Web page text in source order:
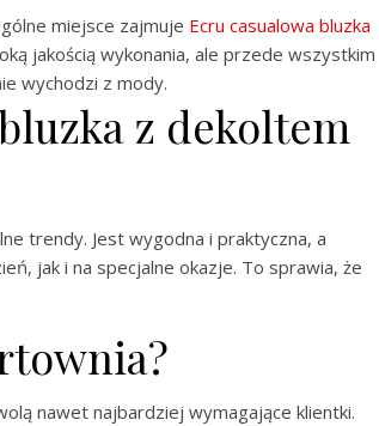
miejsce zajmuje Ecru casualowa bluzka
jakością wykonania, ale przede wszystkim
wychodzi z mody.
z dekoltem
trendy. Jest wygodna i praktyczna, a
jak i na specjalne okazje. To sprawia, że
nawet najbardziej wymagające klientki.